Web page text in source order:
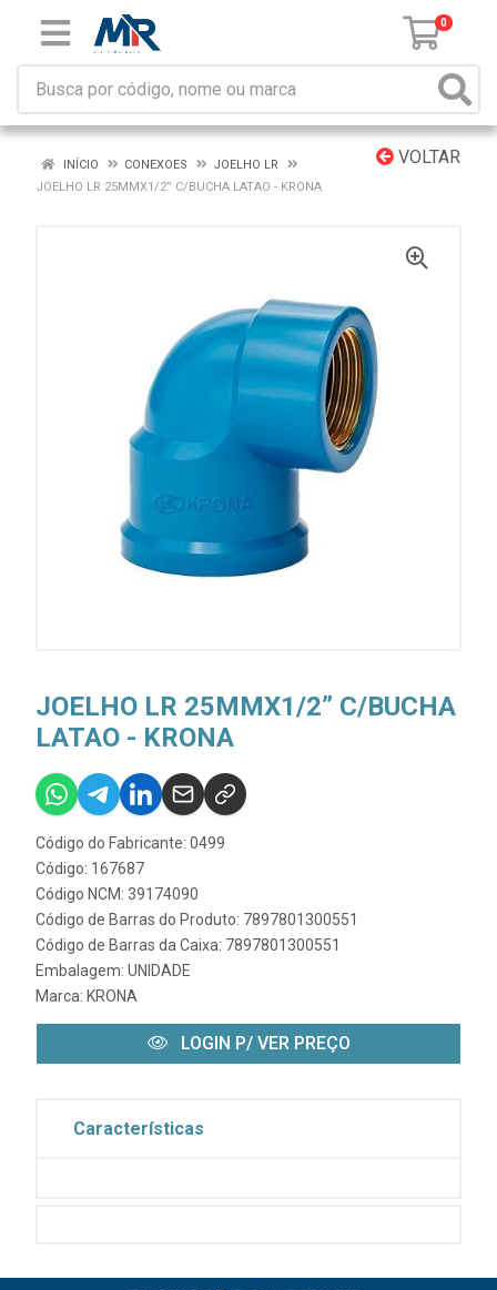
0
VOLTAR
INÍCIO CONEXOES
JOELHO LR
JOELHO LR 25MMX1/2” C/BUCHA LATAO - KRONA
JOELHO LR 25MMX1/2” C/BUCHA
LATAO - KRONA
Código do Fabricante: 0499
Código: 167687
Código NCM: 39174090
Código de Barras do Produto: 7897801300551
Código de Barras da Caixa: 7897801300551
Embalagem: UNIDADE
Marca: KRONA
LOGIN P/ VER PREÇO
Características